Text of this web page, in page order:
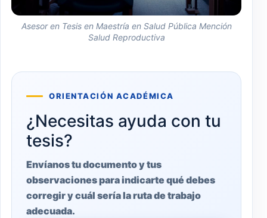
Asesor en Tesis en Maestría en Salud Pública Mención
Salud Reproductiva
ORIENTACIÓN ACADÉMICA
¿Necesitas ayuda con tu
tesis?
Envíanos tu documento y tus
observaciones para indicarte qué debes
corregir y cuál sería la ruta de trabajo
adecuada.